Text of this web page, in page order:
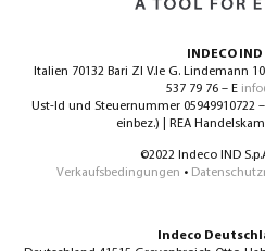
INDECO
Italien 70132 Bari ZI V.le G. Lindemann
537 79 76 – E
Ust-Id und Steuernummer 05949910722
einbez.) | REA
©2022 Indeco IND
Verkaufsbedingungen •
Indeco